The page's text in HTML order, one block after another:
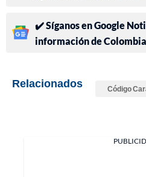
✔️ Síganos en Google
información de
Relacionados Código